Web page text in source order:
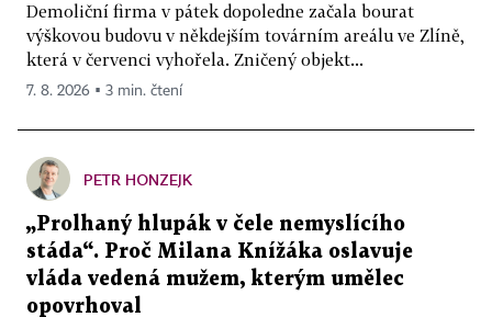
Demoliční firma v pátek dopoledne začala bourat
výškovou budovu v někdejším továrním areálu ve Zlíně,
která v červenci vyhořela. Zničený objekt...
7. 8. 2026 ▪ 3 min. čtení
PETR HONZEJK
„Prolhaný hlupák v čele nemyslícího
stáda“. Proč Milana Knížáka oslavuje
vláda vedená mužem, kterým umělec
opovrhoval